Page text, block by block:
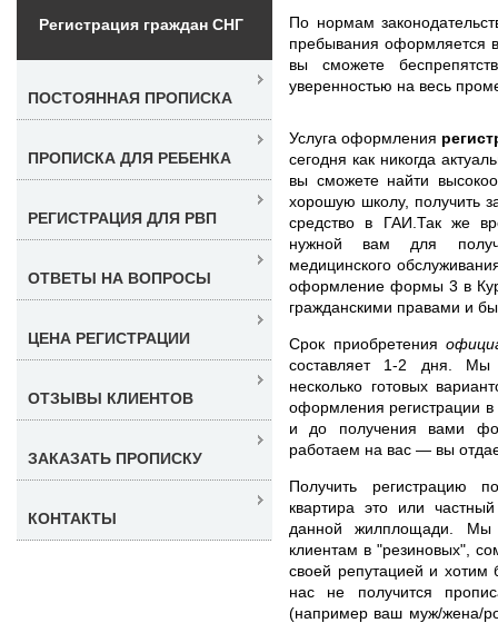
По нормам
пребывания оформляется
вы сможете
уверенностью на весь
Услуга оформления
сегодня как никогда
вы сможете найти
хорошую школу, получить
средство в ГАИ.Так же
нужной вам для
медицинского
оформление формы 3 в
гражданскими правами и
Срок приобретения
составляет 1-2 дня. Мы
несколько готовых
оформления регистрации в
и до получения вами
работаем на вас — вы
Получить регистрацию
квартира это или
данной жилплощади. Мы
клиентам в "резиновых",
своей репутацией и хотим
нас не получится
(например ваш муж/жена/
Регистрация граждан СНГ
ПОСТОЯННАЯ ПРОПИСКА
ПРОПИСКА ДЛЯ РЕБЕНКА
РЕГИСТРАЦИЯ ДЛЯ РВП
ОТВЕТЫ НА ВОПРОСЫ
ЦЕНА РЕГИСТРАЦИИ
ОТЗЫВЫ КЛИЕНТОВ
ЗАКАЗАТЬ ПРОПИСКУ
КОНТАКТЫ